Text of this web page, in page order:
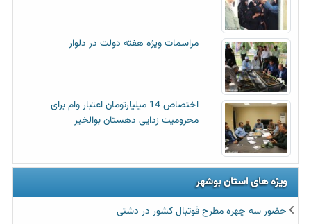
مراسمات ویژه هفته دولت در دلوار
اختصاص 14 میلیارتومان اعتبار وام برای
محرومیت زدایی دهستان بوالخیر
ویژه های استان بوشهر
حضور سه چهره مطرح فوتبال کشور در دشتی